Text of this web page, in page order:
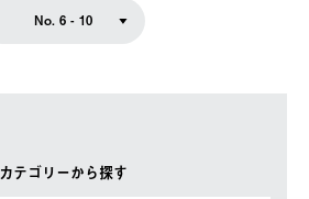
カテゴリーから探す
No. 6 - 10